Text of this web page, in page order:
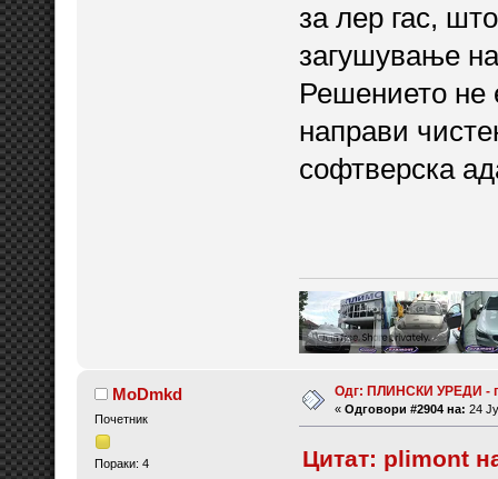
за лер гас,
загушување
Решението не
направи
софтверска
MoDmkd
Почетник
Пораки: 4
Одг: ПЛИНСКИ УРЕДИ -
« Одговори #2904 на: 24
Цитат: plimont